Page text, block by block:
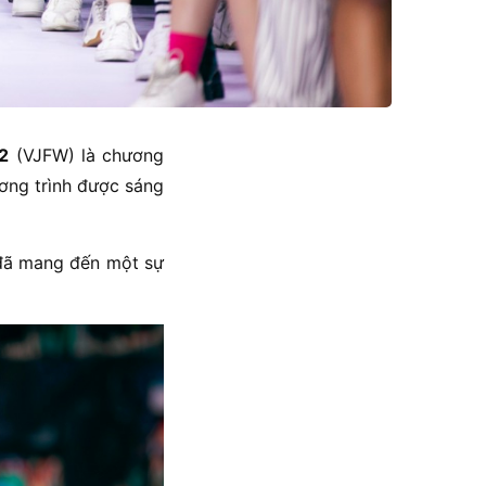
(VJFW) là chương
trình được sáng
mang đến một sự